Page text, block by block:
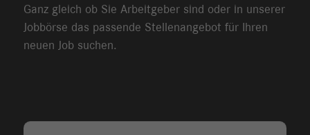
Ganz gleich ob Sie Arbeitgeber sind oder in unserer
Jobbörse das passende Stellenangebot für Ihren
neuen Job suchen.